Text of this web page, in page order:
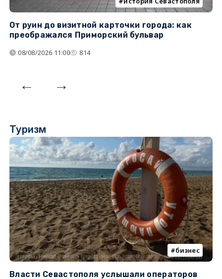
От руин до визитной карточки города: как
преображался Приморский бульвар
08/08/2026 11:00 814
Туризм
бизнес
Власти Севастополя услышали операторов